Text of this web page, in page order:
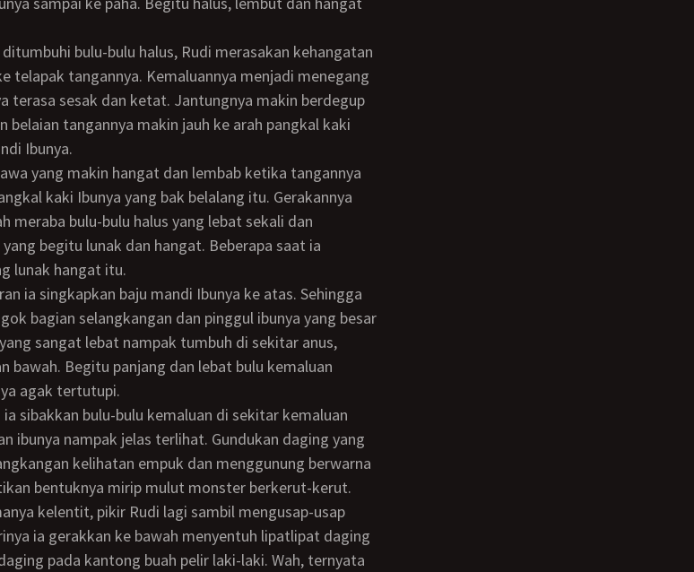
telapak tangannya. Kemaluannya menjadi menegang
terasa sesak dan ketat. Jantungnya makin berdegup
belaian tangannya makin jauh ke arah pangkal kaki
Ibunya.
kaki Ibunya yang bak belalang itu. Gerakannya
meraba bulu-bulu halus yang lebat sekali dan
begitu lunak dan hangat. Beberapa saat ia
lunak hangat itu.
bagian selangkangan dan pinggul ibunya yang besar
sangat lebat nampak tumbuh di sekitar anus,
bawah. Begitu panjang dan lebat bulu kemaluan
agak tertutupi.
ibunya nampak jelas terlihat. Gundukan daging yang
kelihatan empuk dan menggunung berwarna
bentuknya mirip mulut monster berkerut-kerut.
ia gerakkan ke bawah menyentuh lipatlipat daging
pada kantong buah pelir laki-laki. Wah, ternyata